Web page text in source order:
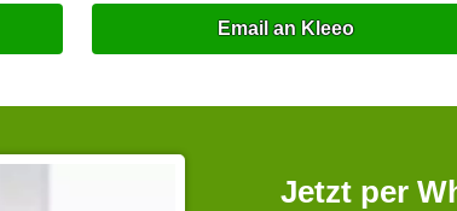
Email an Kleeo
Jetzt per